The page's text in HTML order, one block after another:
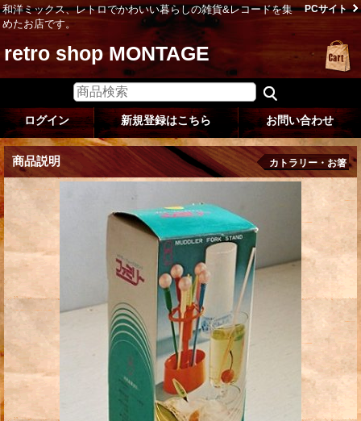
和洋ミックス、レトロでかわいい暮らしの雑貨&レコードを集
めたお店です。
PCサイト
retro shop MONTAGE
ログイン 新規登録はこちら お問い合わせ
商品説明 カトラリー・お箸